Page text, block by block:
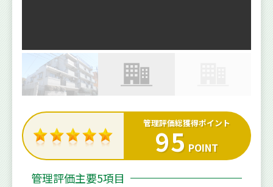
管理評価総獲得ポイント
95 POINT
管理評価主要5項目